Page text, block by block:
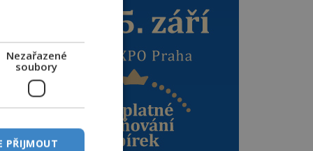
Nezařazené
soubory
PŘIJMOUT